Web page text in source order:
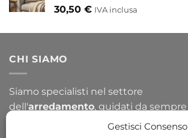
Gestisci
30,50 € IVA inclusa
CHI SIAMO
Siamo specialisti nel settore
dell'arredamento, guidati da sempre
per la passione del design. Arredare il